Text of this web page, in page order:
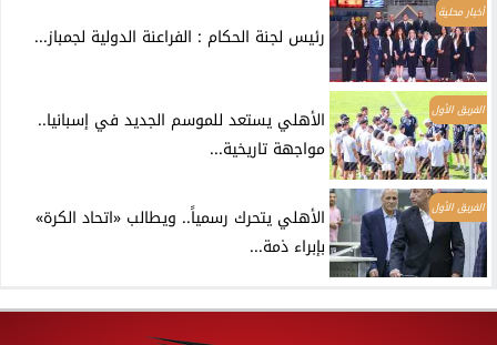
أخبار محلية
رئيس لجنة الحكام : الفراعنة الدولية لجمباز...
الفريق الأول
الأهلي يستعد للموسم الجديد في إسبانيا..
مواجهة تاريخية...
الفريق الأول
الأهلي يتحرك رسمياً.. ويطالب «اتحاد الكرة»
بإبراء ذمة...